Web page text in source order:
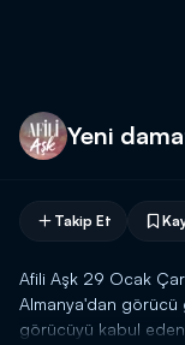
Yeni
Takip Et
Afili Aşk 29 Ocak
Almanya'dan görücü
görücüyü kabul eden